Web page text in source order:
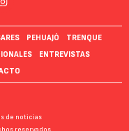
PEHUAJÓ
TRENQUE
ENTREVISTAS
de noticias